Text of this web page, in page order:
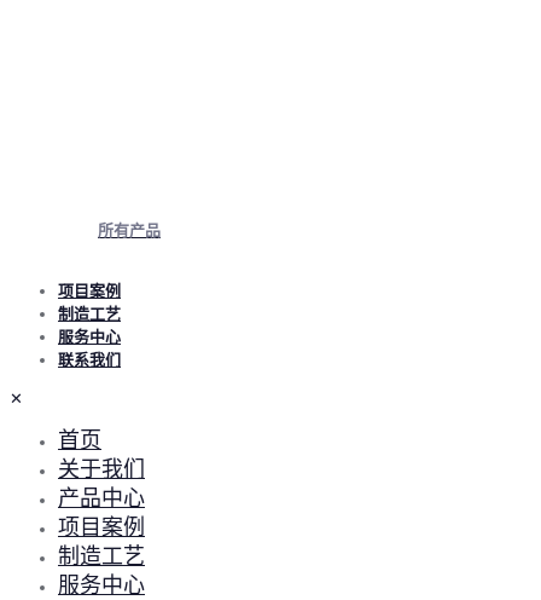
所有产品
项目案例
制造工艺
服务中心
联系我们
✕
首页
关于我们
产品中心
项目案例
制造工艺
服务中心